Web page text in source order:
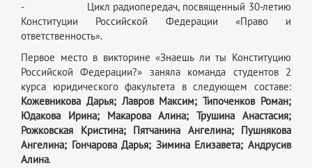
- Цикл радиопередач, посвященный 30-летию
Конституции Российской Федерации «Право и
ответственность».
Первое место в викторине «Знаешь ли ты Конституцию
Российской Федерации?» заняла команда студентов 2
курса юридического факультета в следующем составе:
Кожевникова Дарья; Лавров Максим; Типоченков Роман;
Юдакова Ирина; Макарова Алина; Трушина Анастасия;
Рожковская Кристина; Пятчанина Ангелина; Пушнякова
Ангелина; Гончарова Дарья; Зимина Елизавета; Андрусив
Алина.